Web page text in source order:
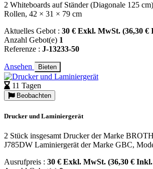
2 Whiteboards auf Ständer (Diagonale 125
Rollen, 42 × 31 × 79 cm
Aktuelles Gebot : 30 € Exkl. MwSt. (36,30
Anzahl Gebot(e) 1
Referenze : J-13233-50
Ansehen Bieten
11 Tagen
Beobachten
Drucker und Laminiergerät
2 Stück insgesamt Drucker der Marke
J785DW Laminiergerät der Marke GBC,
Ausrufpreis : 30 € Exkl. MwSt. (36,30 €